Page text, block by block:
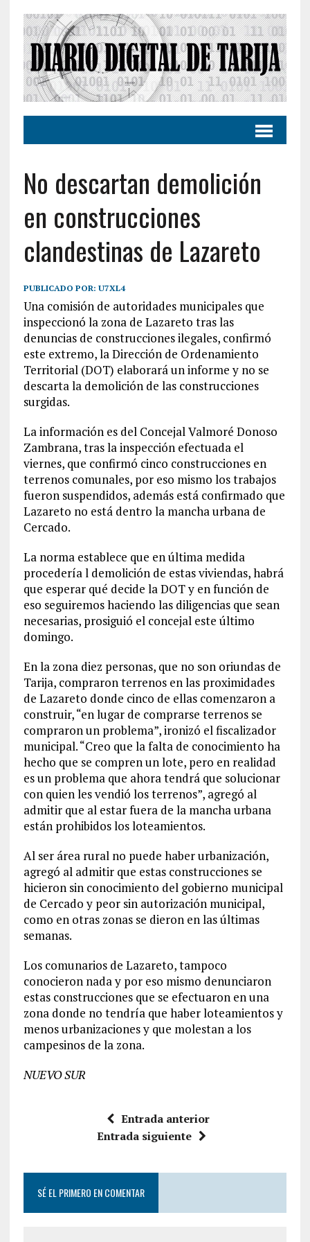
No descartan demolición
en construcciones
clandestinas de Lazareto
PUBLICADO POR: U7XL4
Una comisión de autoridades municipales que
inspeccionó la zona de Lazareto tras las
denuncias de construcciones ilegales, confirmó
este extremo, la Dirección de Ordenamiento
Territorial (DOT) elaborará un informe y no se
descarta la demolición de las construcciones
surgidas.
La información es del Concejal Valmoré Donoso
Zambrana, tras la inspección efectuada el
viernes, que confirmó cinco construcciones en
terrenos comunales, por eso mismo los trabajos
fueron suspendidos, además está confirmado que
Lazareto no está dentro la mancha urbana de
Cercado.
La norma establece que en última medida
procedería l demolición de estas viviendas, habrá
que esperar qué decide la DOT y en función de
eso seguiremos haciendo las diligencias que sean
necesarias, prosiguió el concejal este último
domingo.
En la zona diez personas, que no son oriundas de
Tarija, compraron terrenos en las proximidades
de Lazareto donde cinco de ellas comenzaron a
construir, “en lugar de comprarse terrenos se
compraron un problema”, ironizó el fiscalizador
municipal. “Creo que la falta de conocimiento ha
hecho que se compren un lote, pero en realidad
es un problema que ahora tendrá que solucionar
con quien les vendió los terrenos”, agregó al
admitir que al estar fuera de la mancha urbana
están prohibidos los loteamientos.
Al ser área rural no puede haber urbanización,
agregó al admitir que estas construcciones se
hicieron sin conocimiento del gobierno municipal
de Cercado y peor sin autorización municipal,
como en otras zonas se dieron en las últimas
semanas.
Los comunarios de Lazareto, tampoco
conocieron nada y por eso mismo denunciaron
estas construcciones que se efectuaron en una
zona donde no tendría que haber loteamientos y
menos urbanizaciones y que molestan a los
campesinos de la zona.
NUEVO SUR
Entrada anterior
Entrada siguiente
SÉ EL PRIMERO EN COMENTAR